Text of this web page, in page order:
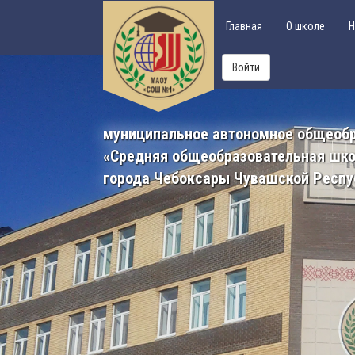
Главная О школе
Войти
муниципальное автономное
«Средняя общеобразовательная
города Чебоксары Чувашской